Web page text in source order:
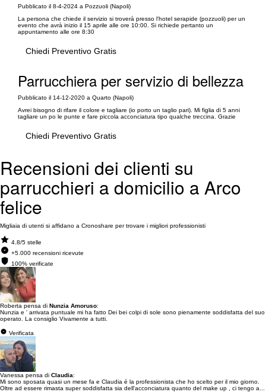
Pubblicato il 8-4-2024 a Pozzuoli (Napoli)
La persona che chiede il servizio si troverà presso l'hotel serapide (pozzuoli) per un
evento che avrà inizio il 15 aprile alle ore 10:00. Si richiede pertanto un
appuntamento alle ore 8:30
Chiedi Preventivo Gratis
Parrucchiera per servizio di bellezza
Pubblicato il 14-12-2020 a Quarto (Napoli)
Avrei bisogno di rifare il colore e tagliare (io porto un taglio pari). Mi figlia di 5 anni
tagliare un po le punte e fare piccola acconciatura tipo qualche treccina. Grazie
Chiedi Preventivo Gratis
Recensioni dei clienti su
parrucchieri a domicilio a Arco
felice
Migliaia di utenti si affidano a Cronoshare per trovare i migliori professionisti
4.8/5 stelle
+5.000 recensioni ricevute
100% verificate
Roberta pensa di Nunzia Amoruso:
Nunzia e ' arrivata puntuale mi ha fatto Dei bei colpi di sole sono pienamente soddisfatta del suo
operato. La consiglio Vivamente a tutti.
Verificata
Vanessa pensa di Claudia:
Mi sono sposata quasi un mese fa e Claudia é la professionista che ho scelto per il mio giorno.
Oltre ad essere rimasta super soddisfatta sia dell'acconciatura quanto del make up , ci tengo a...